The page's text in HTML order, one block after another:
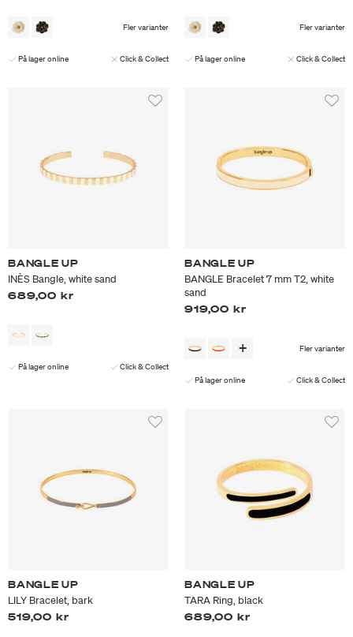
Fler varianter
På lager online Click & Collect
Fler varianter
På lager online Click & Collect
BANGLE UP
INÈS Bangle, white sand
689,00 kr
På lager online Click & Collect
BANGLE UP
BANGLE Bracelet 7 mm T2, white
sand
919,00 kr
Fler varianter
På lager online Click & Collect
BANGLE UP
LILY Bracelet, bark
519,00 kr
BANGLE UP
TARA Ring, black
689,00 kr